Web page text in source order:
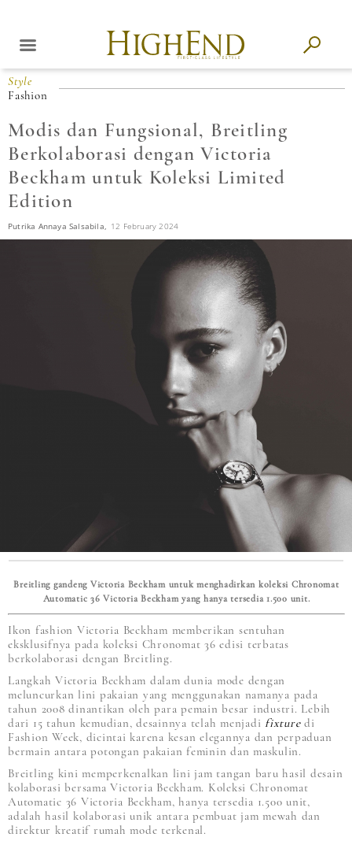
Style
Fashion
Modis dan Fungsional, Breitling
Berkolaborasi dengan Victoria
Beckham untuk Koleksi Limited
Edition
Putrika Annaya Salsabila, 12 February 2024
Breitling gandeng Victoria Beckham untuk menghadirkan koleksi Chronomat
Automatic 36 Victoria Beckham yang hanya tersedia 1.500 unit.
Ikon fashion Victoria Beckham memberikan sentuhan
eksklusifnya pada koleksi Chronomat 36 edisi terbatas
berkolaborasi dengan Breitling.
Langkah Victoria Beckham dalam dunia mode dengan
meluncurkan lini pakaian yang menggunakan namanya pada
tahun 2008 dinantikan oleh para pemain besar industri. Lebih
dari 15 tahun kemudian, desainnya telah menjadi fixturedi
Fashion Week, dicintai karena kesan elegannya dan perpaduan
bermain antara potongan pakaian feminin dan maskulin.
Breitling kini memperkenalkan lini jam tangan baru hasil desain
kolaborasi bersama Victoria Beckham. Koleksi Chronomat
Automatic 36 Victoria Beckham, hanya tersedia 1.500 unit,
adalah hasil kolaborasi unik antara pembuat jam mewah dan
direktur kreatif rumah mode terkenal.